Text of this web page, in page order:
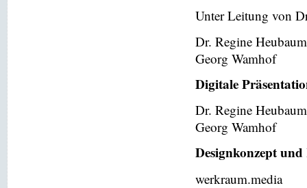
Unter Leitung von
Dr. Regine Heubaum
Georg Wamhof
Digitale
Dr. Regine Heubaum
Georg Wamhof
Designkonzept
werkraum.media